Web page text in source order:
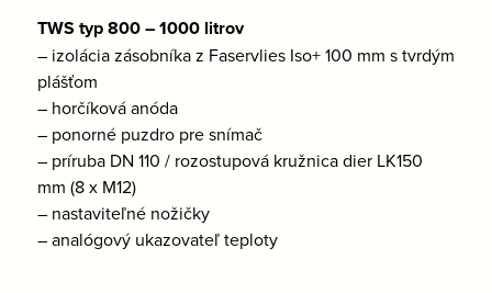
TWS typ 800 – 1000 litrov
– izolácia zásobníka z Faservlies Iso+ 100 mm s tvrdým
plášťom
– horčíková anóda
– ponorné puzdro pre snímač
– príruba DN 110 / rozostupová kružnica dier LK150
mm (8 x M12)
– nastaviteľné nožičky
– analógový ukazovateľ teploty